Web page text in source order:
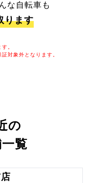
な自転車も
ります
。
対象外となります。
の
覧